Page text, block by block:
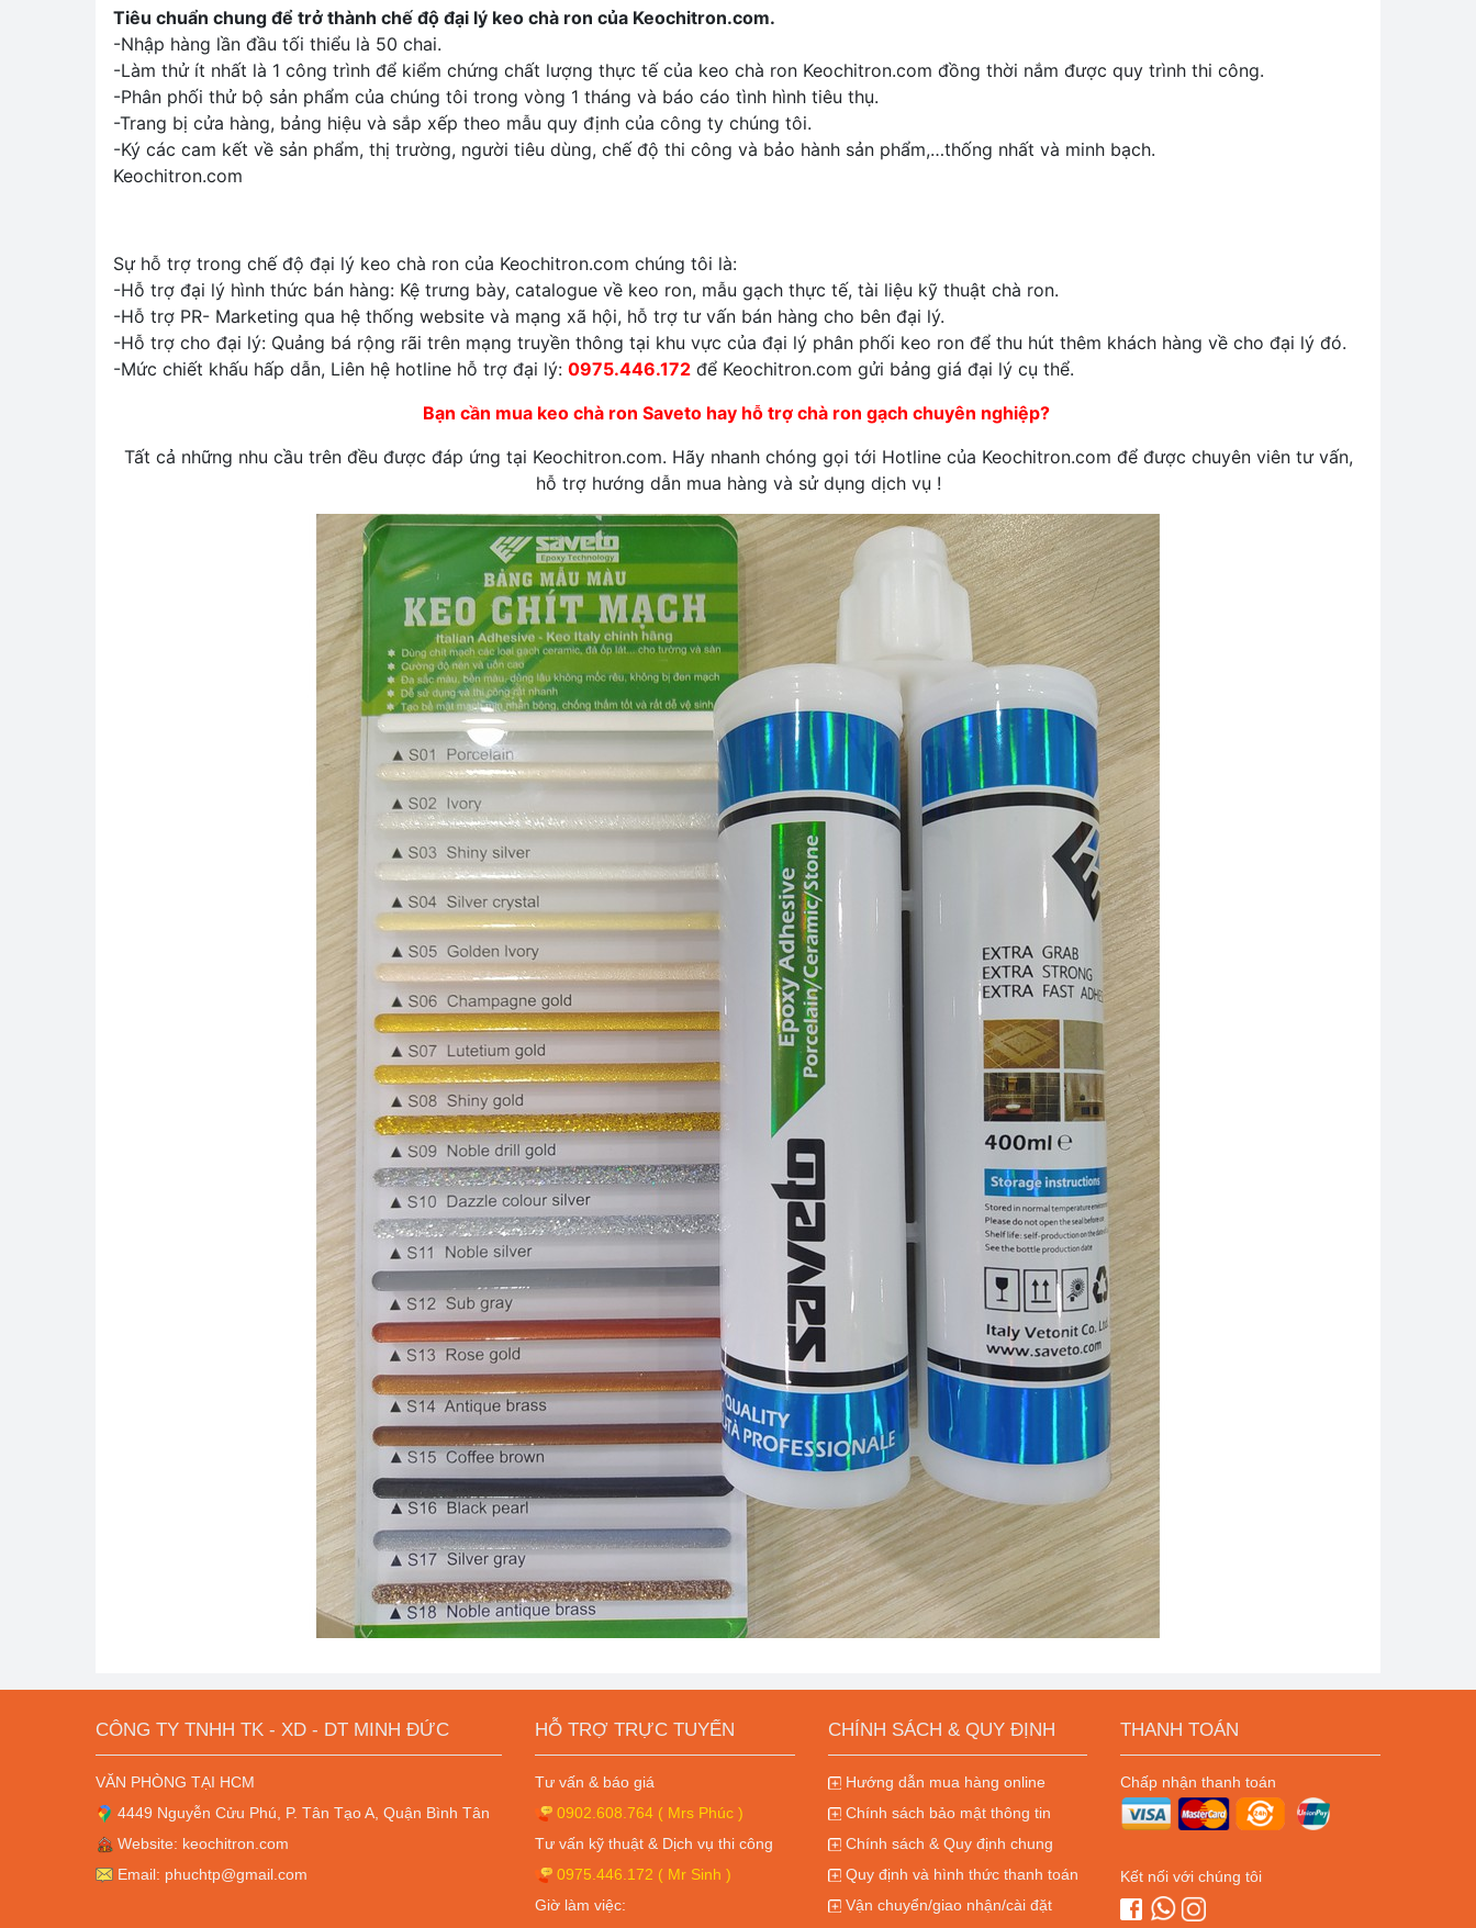
Tiêu chuẩn chung để trở thành chế độ đại lý keo chà ron của Keochitron.com.
-Nhập hàng lần đầu tối thiểu là 50 chai.
-Làm thử ít nhất là 1 công trình để kiểm chứng chất lượng thực tế của keo chà ron Keochitron.com đồng thời nắm được quy trình thi công.
-Phân phối thử bộ sản phẩm của chúng tôi trong vòng 1 tháng và báo cáo tình hình tiêu thụ.
-Trang bị cửa hàng, bảng hiệu và sắp xếp theo mẫu quy định của công ty chúng tôi.
-Ký các cam kết về sản phẩm, thị trường, người tiêu dùng, chế độ thi công và bảo hành sản phẩm,…thống nhất và minh bạch.
Keochitron.com
Sự hỗ trợ trong chế độ đại lý keo chà ron của Keochitron.com chúng tôi là:
-Hỗ trợ đại lý hình thức bán hàng: Kệ trưng bày, catalogue về keo ron, mẫu gạch thực tế, tài liệu kỹ thuật chà ron.
-Hỗ trợ PR- Marketing qua hệ thống website và mạng xã hội, hỗ trợ tư vấn bán hàng cho bên đại lý.
-Hỗ trợ cho đại lý: Quảng bá rộng rãi trên mạng truyền thông tại khu vực của đại lý phân phối keo ron để thu hút thêm khách hàng về cho đại lý đó.
-Mức chiết khấu hấp dẫn, Liên hệ hotline hỗ trợ đại lý: 0975.446.172 để Keochitron.com gửi bảng giá đại lý cụ thể.
Bạn cần mua keo chà ron Saveto hay hỗ trợ chà ron gạch chuyên nghiệp?
Tất cả những nhu cầu trên đều được đáp ứng tại Keochitron.com. Hãy nhanh chóng gọi tới Hotline của Keochitron.com để được chuyên viên tư vấn,
hỗ trợ hướng dẫn mua hàng và sử dụng dịch vụ !
CÔNG TY TNHH TK - XD - DT MINH ĐỨC
VĂN PHÒNG TẠI HCM
4449 Nguyễn Cửu Phú, P. Tân Tạo A, Quận Bình Tân
Website: keochitron.com
Email: phuchtp@gmail.com
HỖ TRỢ TRỰC TUYẾN
Tư vấn & báo giá
0902.608.764 ( Mrs Phúc )
Tư vấn kỹ thuật & Dịch vụ thi công
0975.446.172 ( Mr Sinh )
Giờ làm việc:
CHÍNH SÁCH & QUY ĐỊNH
Hướng dẫn mua hàng online
Chính sách bảo mật thông tin
Chính sách & Quy định chung
Quy định và hình thức thanh toán
Vận chuyển/giao nhận/cài đặt
THANH TOÁN
Chấp nhận thanh toán
Kết nối với chúng tôi